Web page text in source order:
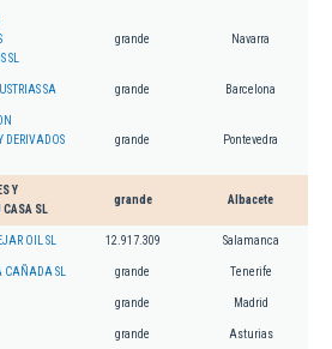
SL
grande Navarra
SA grande Barcelona
DERIVADOS
grande Pontevedra
Y
CASA SL
grande Albacete
OIL SL 12.917.309 Salamanca
CAÑADA SL grande Tenerife
grande Madrid
grande Asturias